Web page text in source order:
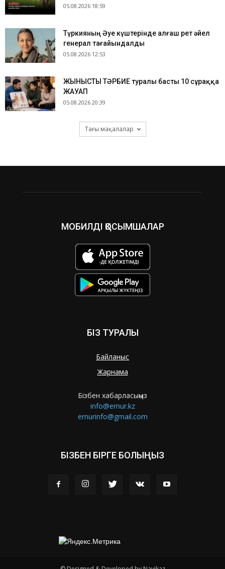
05.08.2026 18:59
Түркияның Әуе күштерінде алғаш рет әйел
генерал тағайындалды
05.08.2026 12:53
ЖЫНЫСТЫҚ ТӘРБИЕ туралы басты 10 сұраққа
ЖАУАП
05.08.2026 20:39
Тағы мақалалар
МОБИЛДІ ҚОСЫМШАЛАР
БІЗ ТУРАЛЫ
Байланыс
Жарнама
Бізбен хабарласыңыз
info@ernur.kz
ernurinfo@gmail.com
БІЗБЕН БІРГЕ БОЛЫҢЫЗ